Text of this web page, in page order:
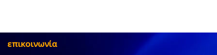
επικοινωνία